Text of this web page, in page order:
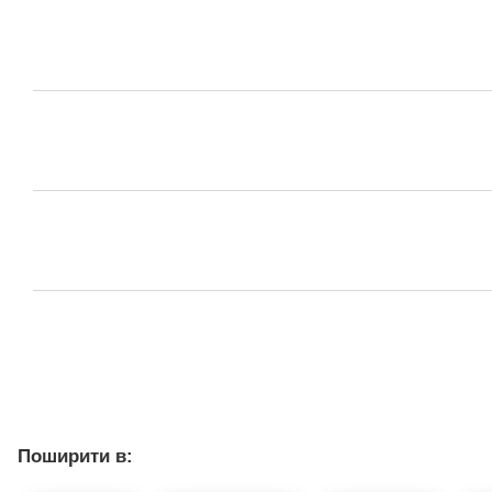
Поширити в: